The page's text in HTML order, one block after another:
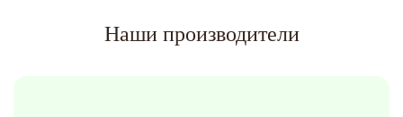
Наши производители